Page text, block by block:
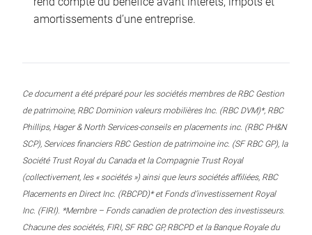
amortissements d’une entreprise.
Ce document a été préparé pour les sociétés membres de RBC Gestion
de patrimoine, RBC Dominion valeurs mobilières Inc. (RBC DVM)*, RBC
Phillips, Hager & North Services-conseils en placements inc. (RBC PH&N
SCP), Services financiers RBC Gestion de patrimoine inc. (SF RBC GP), la
Société Trust Royal du Canada et la Compagnie Trust Royal
(collectivement, les « sociétés ») ainsi que leurs sociétés affiliées, RBC
Placements en Direct Inc. (RBCPD)* et Fonds d’investissement Royal
Inc. (FIRI). *Membre – Fonds canadien de protection des investisseurs.
Chacune des sociétés, FIRI, SF RBC GP, RBCPD et la Banque Royale du